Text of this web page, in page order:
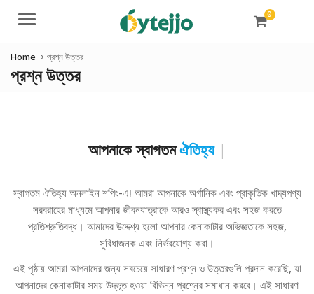
Menu 0
Home প্রশ্ন উত্তর
প্রশ্ন উত্তর
আপনাকে স্বাগতমঐত|
স্বাগতম ঐতিহ্য অনলাইন শপিং-এ! আমরা আপনাকে অর্গানিক এবং প্রাকৃতিক খাদ্যপণ্য
সরবরাহের মাধ্যমে আপনার জীবনযাত্রাকে আরও স্বাস্থ্যকর এবং সহজ করতে
প্রতিশ্রুতিবদ্ধ। আমাদের উদ্দেশ্য হলো আপনার কেনাকাটার অভিজ্ঞতাকে সহজ,
সুবিধাজনক এবং নির্ভরযোগ্য করা।
এই পৃষ্ঠায় আমরা আপনাদের জন্য সবচেয়ে সাধারণ প্রশ্ন ও উত্তরগুলি প্রদান করেছি, যা
আপনাদের কেনাকাটার সময় উদ্ভূত হওয়া বিভিন্ন প্রশ্নের সমাধান করবে। এই সাধারণ